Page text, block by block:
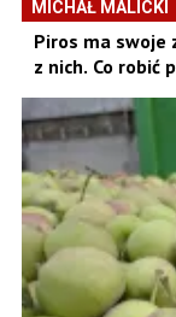
MICHAŁ MALICKI
Piros ma swoje
z nich. Co robić